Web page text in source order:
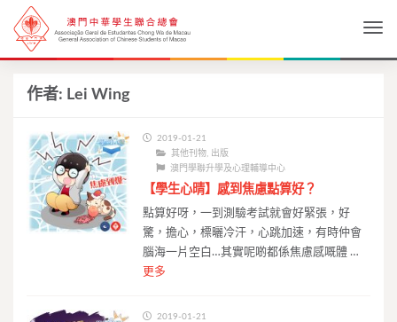
作者: Lei Wing
2019-01-21
其他刊物, 出版
澳門學聯升學及心理輔導中心
【學生心晴】感到焦慮點算好？
點算好呀，一到測驗考試就會好緊張，好
驚，擔心，標曬冷汗，心跳加速，有時仲會
腦海一片空白…其實呢啲都係焦慮感嘅體 …
更多
2019-01-21